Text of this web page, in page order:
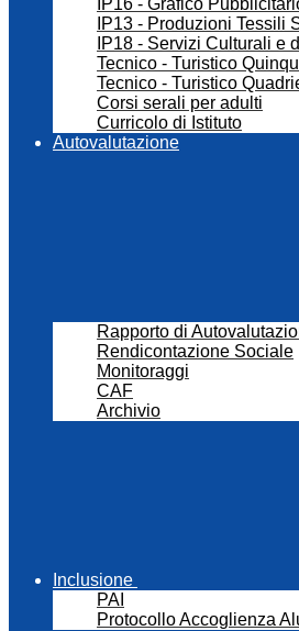
IP16 - Grafico
IP13 - Produzioni Tessili
IP18 - Servizi Culturali e
Tecnico - Turistico
Tecnico - Turistico
Corsi serali per adulti
Curricolo di Istituto
Autovalutazione
Rapporto di
Rendicontazione Sociale
Monitoraggi
CAF
Archivio
Inclusione
PAI
Protocollo Accoglienza